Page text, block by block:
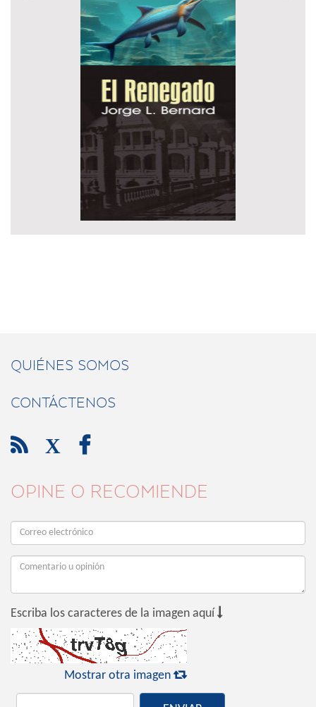
QUIÉNES SOMOS
CONTÁCTENOS
 X 
OPINE O RECOMIENDE
Escriba los caracteres de la imagen aquí 
Mostrar otra imagen 